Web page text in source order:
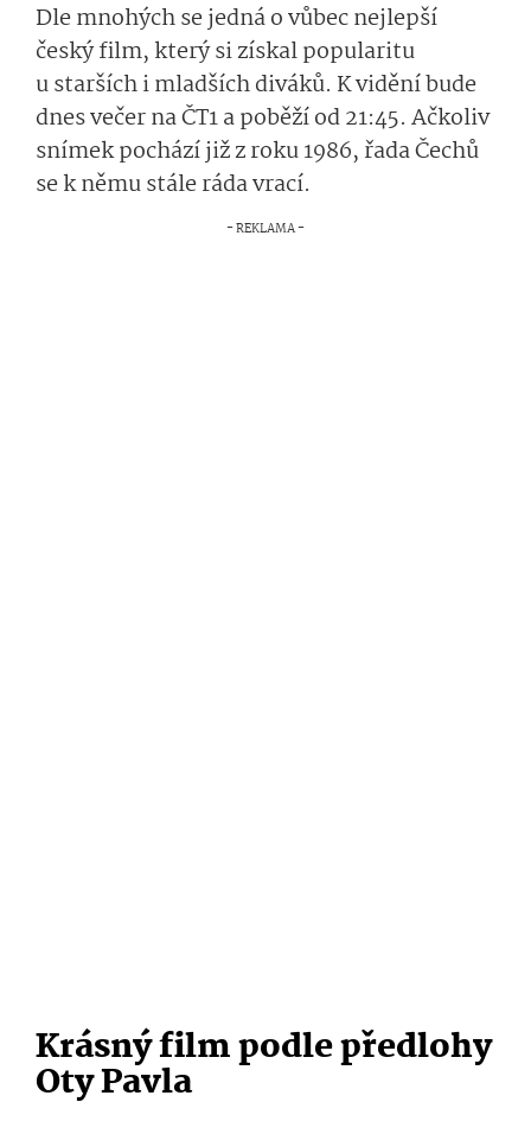
Dle mnohých se jedná o vůbec nejlepší
český film, který si získal popularitu
u starších i mladších diváků. K vidění bude
dnes večer na ČT1 a poběží od 21:45. Ačkoliv
snímek pochází již z roku 1986, řada Čechů
se k němu stále ráda vrací.
Krásný film podle předlohy
Oty Pavla